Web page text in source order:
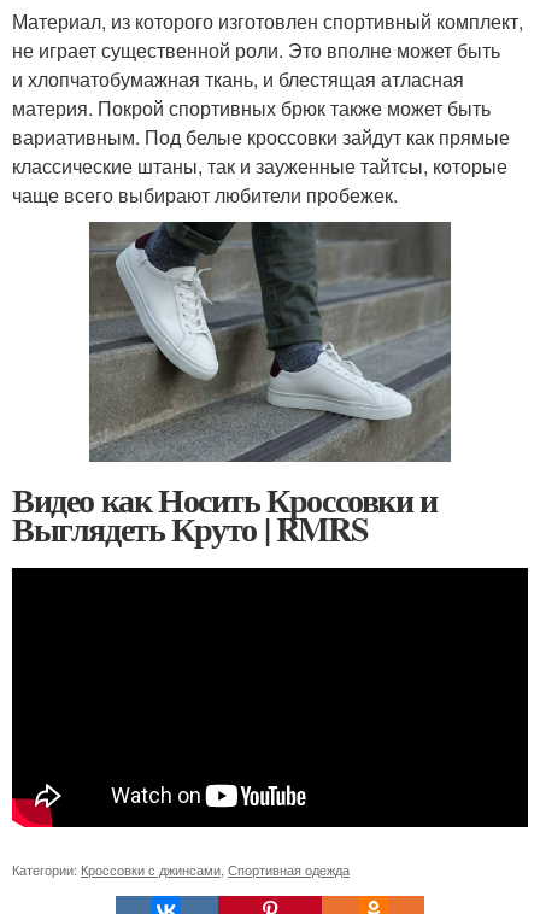
Материал, из которого изготовлен спортивный комплект,
не играет существенной роли. Это вполне может быть
и хлопчатобумажная ткань, и блестящая атласная
материя. Покрой спортивных брюк также может быть
вариативным. Под белые кроссовки зайдут как прямые
классические штаны, так и зауженные тайтсы, которые
чаще всего выбирают любители пробежек.
Видео как Носить Кроссовки и
Выглядеть Круто | RMRS
Категории: Кроссовки с джинсами, Спортивная одежда